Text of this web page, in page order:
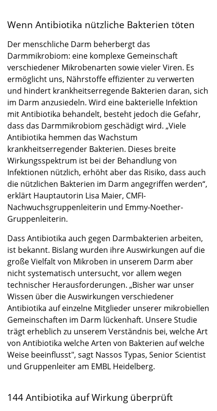
Wenn Antibiotika nützliche Bakterien töten
Der menschliche Darm beherbergt das
Darmmikrobiom: eine komplexe Gemeinschaft
verschiedener Mikrobenarten sowie vieler Viren. Es
ermöglicht uns, Nährstoffe effizienter zu verwerten
und hindert krankheitserregende Bakterien daran, sich
im Darm anzusiedeln. Wird eine bakterielle Infektion
mit Antibiotika behandelt, besteht jedoch die Gefahr,
dass das Darmmikrobiom geschädigt wird. „Viele
Antibiotika hemmen das Wachstum
krankheitserregender Bakterien. Dieses breite
Wirkungsspektrum ist bei der Behandlung von
Infektionen nützlich, erhöht aber das Risiko, dass auch
die nützlichen Bakterien im Darm angegriffen werden“,
erklärt Hauptautorin Lisa Maier, CMFI-
Nachwuchsgruppenleiterin und Emmy-Noether-
Gruppenleiterin.
Dass Antibiotika auch gegen Darmbakterien arbeiten,
ist bekannt. Bislang wurden ihre Auswirkungen auf die
große Vielfalt von Mikroben in unserem Darm aber
nicht systematisch untersucht, vor allem wegen
technischer Herausforderungen. „Bisher war unser
Wissen über die Auswirkungen verschiedener
Antibiotika auf einzelne Mitglieder unserer mikrobiellen
Gemeinschaften im Darm lückenhaft. Unsere Studie
trägt erheblich zu unserem Verständnis bei, welche Art
von Antibiotika welche Arten von Bakterien auf welche
Weise beeinflusst", sagt Nassos Typas, Senior Scientist
und Gruppenleiter am EMBL Heidelberg.
144 Antibiotika auf Wirkung überprüft